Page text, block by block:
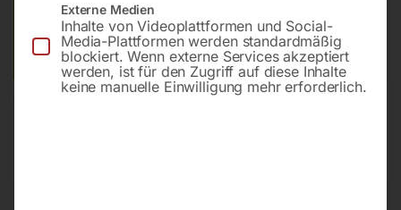
Versandkosten Standard (Österreich):
Bitte beachten Sie: Die Versandkosten gelten für Österreich.
Andere Länder können abweichen.
Externe Medien
Inhalte von Videoplattformen und Social-
Media-Plattformen werden standardmäßig
blockiert. Wenn externe Services akzeptiert
werden, ist für den Zugriff auf diese Inhalte
keine manuelle Einwilligung mehr erforderlich.